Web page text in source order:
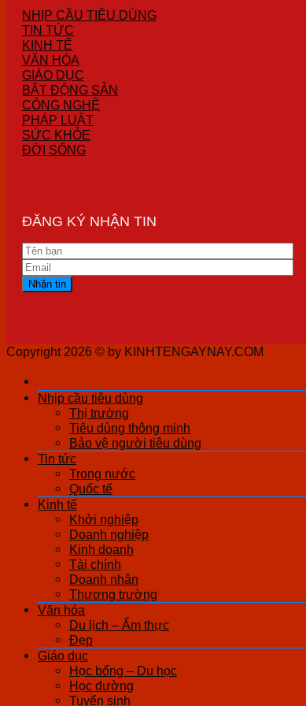
NHỊP CẦU TIÊU DÙNG
TIN TỨC
KINH TẾ
VĂN HÓA
GIÁO DỤC
BẤT ĐỘNG SẢN
CÔNG NGHỆ
PHÁP LUẬT
SỨC KHỎE
ĐỜI SỐNG
ĐĂNG KÝ NHẬN TIN
Copyright 2026 © by KINHTENGAYNAY.COM
Nhịp cầu tiêu dùng
Thị trường
Tiêu dùng thông minh
Bảo vệ người tiêu dùng
Tin tức
Trong nước
Quốc tế
Kinh tế
Khởi nghiệp
Doanh nghiệp
Kinh doanh
Tài chính
Doanh nhân
Thương trường
Văn hóa
Du lịch – Ẩm thực
Đẹp
Giáo dục
Học bổng – Du học
Học đường
Tuyển sinh